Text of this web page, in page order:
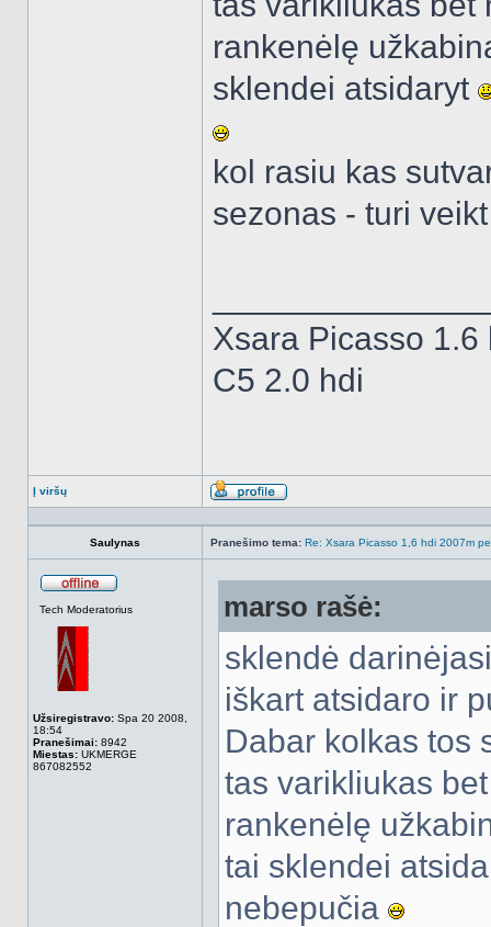
rankenėlę
sklendei atsidaryt
kol rasiu kas
sezonas - turi
Xsara Picasso 1.6
C5 2.0 hdi
Į viršų
Aprašymas
Saulynas Pranešimo tema: Re: Xsara Picasso 1,6 hdi 2007m
Tech Moderatorius
Užsiregistravo: Spa 20 2008,
18:54
Pranešimai: 8942
Miestas: UKMERGE
867082552
marso rašė:
sklendė
iškart atsidaro ir
Dabar kolkas tos
tas varikliukas
rankenėlę
tai sklendei
nebepučia